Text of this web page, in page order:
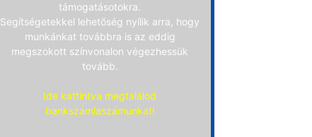
támogatásotokra.
Segítségetekkel lehetőség nyílik arra, hogy
munkánkat továbbra is az eddig
megszokott színvonalon végezhessük
tovább.
Ide kattintva megtalálod
bankszámlaszámunkat!